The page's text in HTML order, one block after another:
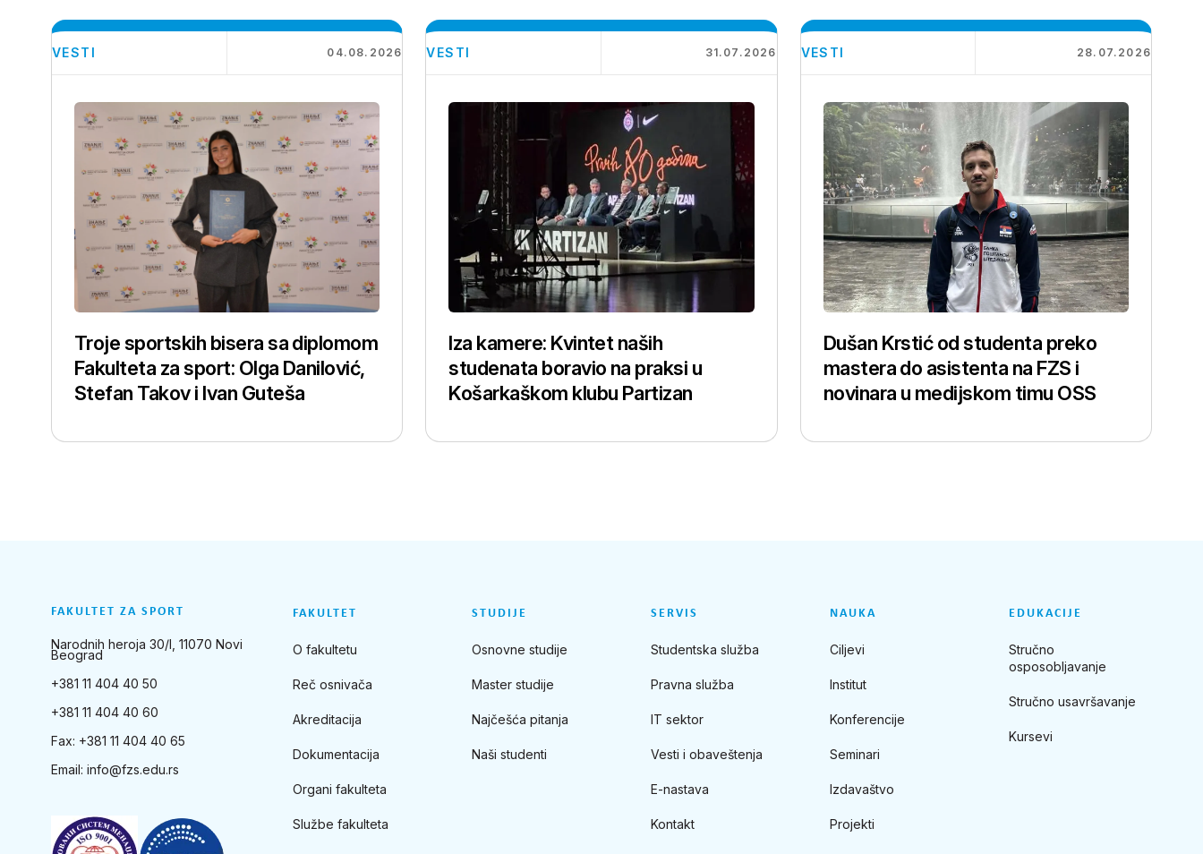
VESTI 04.08.2026
Troje sportskih bisera sa diplomom
Fakulteta za sport: Olga Danilović,
Stefan Takov i Ivan Guteša
VESTI 31.07.2026
Iza kamere: Kvintet naših
studenata boravio na praksi u
Košarkaškom klubu Partizan
VESTI 28.07.2026
Dušan Krstić od studenta preko
mastera do asistenta na FZS i
novinara u medijskom timu OSS
FAKULTET ZA SPORT
Narodnih heroja 30/I, 11070 Novi
Beograd
+381 11 404 40 50
+381 11 404 40 60
Fax: +381 11 404 40 65
Email: info@fzs.edu.rs
FAKULTET
O fakultetu
Reč osnivača
Akreditacija
Dokumentacija
Organi fakulteta
Službe fakulteta
STUDIJE
Osnovne studije
Master studije
Najčešća pitanja
Naši studenti
SERVIS
Studentska služba
Pravna služba
IT sektor
Vesti i obaveštenja
E-nastava
Kontakt
NAUKA
Ciljevi
Institut
Konferencije
Seminari
Izdavaštvo
Projekti
EDUKACIJE
Stručno
osposobljavanje
Stručno usavršavanje
Kursevi